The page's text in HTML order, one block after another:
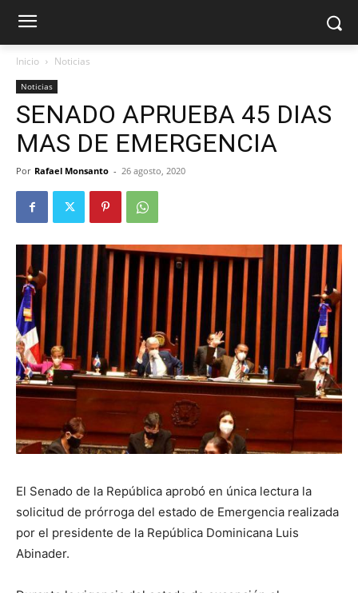
Inicio Noticias
Noticias
SENADO APRUEBA 45 DIAS
MAS DE EMERGENCIA
Por Rafael Monsanto - 26 agosto, 2020
El Senado de la República aprobó en única lectura la
solicitud de prórroga del estado de Emergencia realizada
por el presidente de la República Dominicana Luis
Abinader.